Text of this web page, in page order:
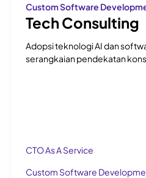
Custom Software
Tech Consulting
Adopsi teknologi AI dan
serangkaian pendekatan
CTO As A Service
Custom Software